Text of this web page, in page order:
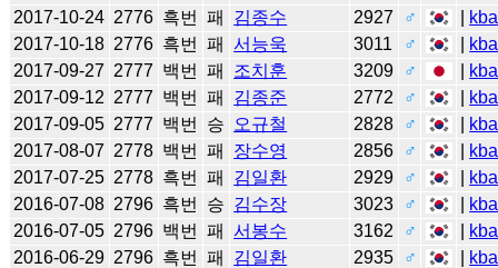
2017-10-24 2776 흑번 패 김종수 2927 ♂
kba
2017-10-18 2776 흑번 패 서능욱 3011 ♂
kba
2017-09-27 2777 백번 패 조치훈 3209 ♂
kba
2017-09-12 2777 백번 패 김종준 2772 ♂
kba
2017-09-05 2777 백번 승 오규철 2828 ♂
kba
2017-08-07 2778 백번 패 장수영 2856 ♂
kba
2017-07-25 2778 흑번 패 김일환 2929 ♂
kba
2016-07-08 2796 흑번 승 김수장 3023 ♂
kba
2016-07-05 2796 백번 패 서봉수 3162 ♂
kba
2016-06-29 2796 흑번 패 김일환 2935 ♂
kba